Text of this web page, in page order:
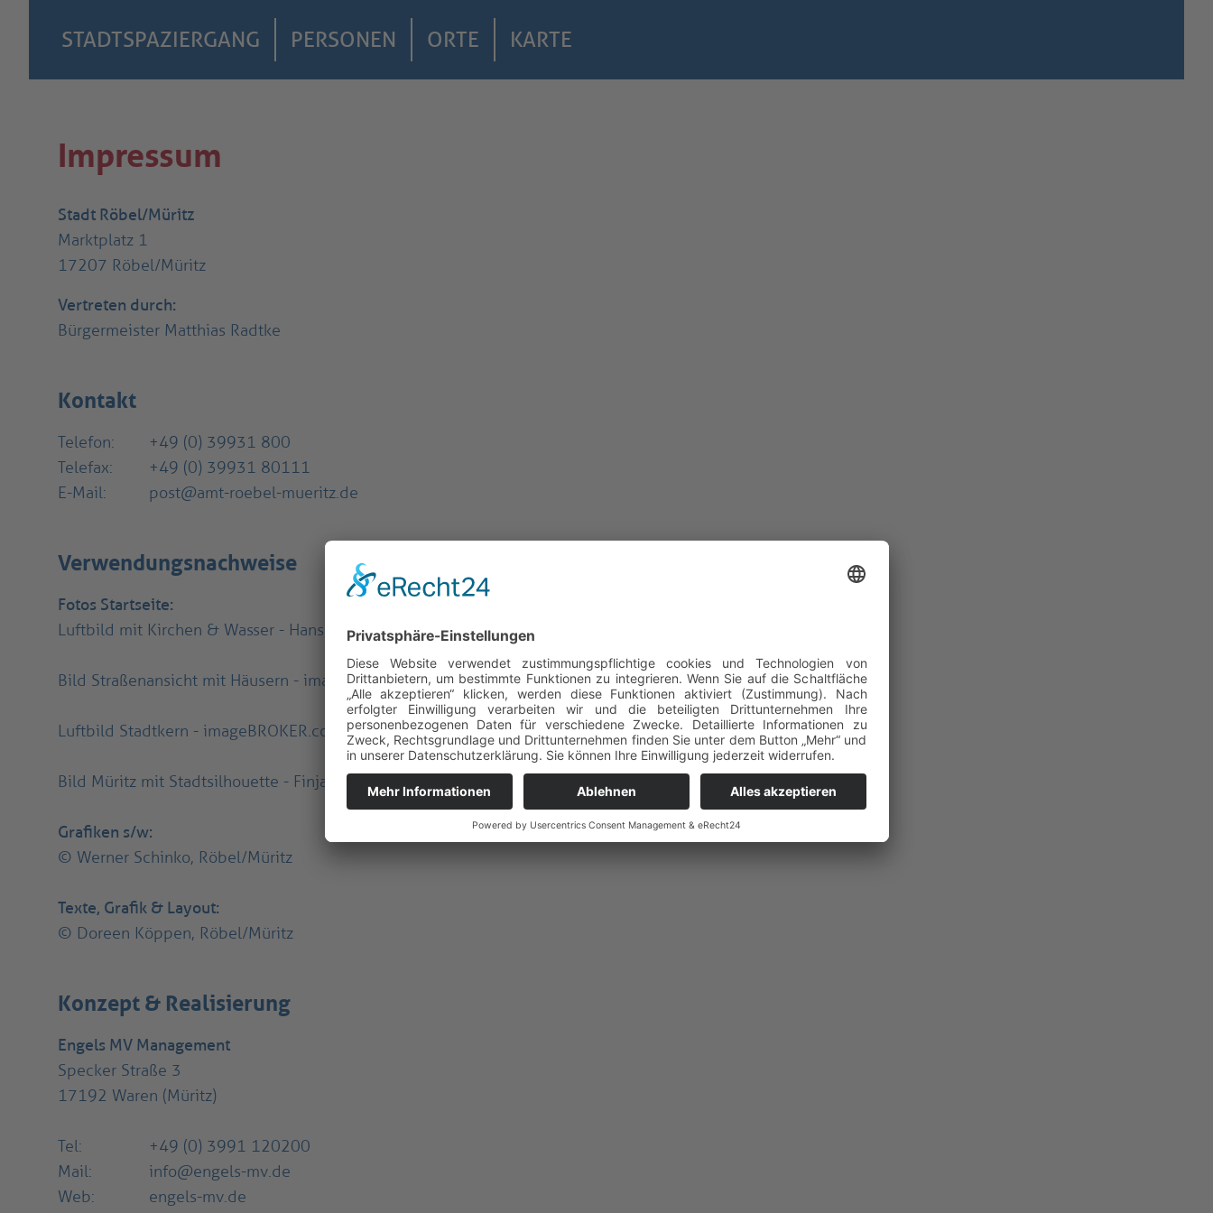
STADTSPAZIERGANG PERSONEN ORTE KARTE
Impressum
Stadt Röbel/Müritz
Marktplatz 1
17207 Röbel/Müritz
Vertreten durch:
Bürgermeister Matthias Radtke
Kontakt
Telefon:
+49 (0) 39931 800
Telefax:
+49 (0) 39931 80111
E-Mail:
post@amt-roebel-mueritz.de
Verwendungsnachweise
Fotos Startseite:
Luftbild mit Kirchen & Wasser - Hans Blossey, Alamy Stock Foto
Bild Straßenansicht mit Häusern - imageBROKER.com GmbH & Co. KG, Alamy Stock Foto
Luftbild Stadtkern - imageBROKER.com GmbH & Co. KG, Alamy Stock Foto
Bild Müritz mit Stadtsilhouette - Finja Köppen
Grafiken s/w:
© Werner Schinko, Röbel/Müritz
Texte, Grafik & Layout:
© Doreen Köppen, Röbel/Müritz
Konzept & Realisierung
Engels MV Management
Specker Straße 3
17192 Waren (Müritz)
Tel:
+49 (0) 3991 120200
Mail:
info@engels-mv.de
Web:
engels-mv.de